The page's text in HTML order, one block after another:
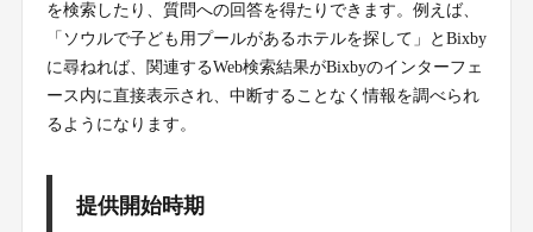
を検索したり、質問への回答を得たりできます。例えば、
「ソウルで子ども用プールがあるホテルを探して」とBixby
に尋ねれば、関連するWeb検索結果がBixbyのインターフェ
ース内に直接表示され、中断することなく情報を調べられ
るようになります。
提供開始時期